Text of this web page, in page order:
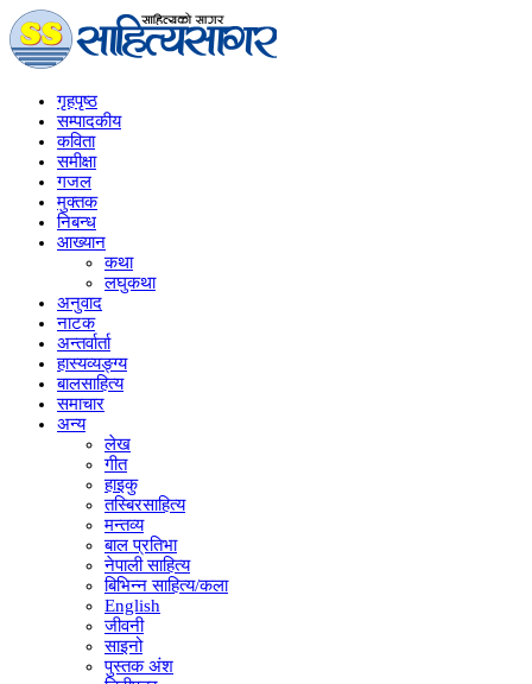
गृहपृष्‍ठ
सम्पादकीय
कविता
समीक्षा
गजल
मुक्तक
निबन्ध
आख्यान
कथा
लघुकथा
अनुवाद
नाटक
अन्तर्वार्ता
हास्यव्यङ्ग्य
बालसाहित्य
समाचार
अन्य
लेख
गीत
हाइकु
तस्बिरसाहित्य
मन्तव्य
बाल प्रतिभा
नेपाली साहित्य
बिभिन्न साहित्य/कला
English
जीवनी
साइनो
पुस्तक अंश